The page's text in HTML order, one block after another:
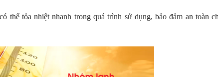
thể tỏa nhiệt nhanh trong quá trình sử dụng, bảo đảm an toàn